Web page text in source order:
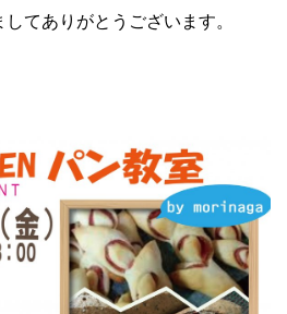
てありがとうございます。